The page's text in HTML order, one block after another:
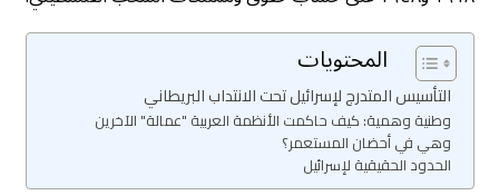
المحتويات
التأسيس المتدرج لإسرائيل تحت الانتداب البريطاني
وطنية وهمية: كيف حاكمت الأنظمة العربية "عمالة" الآخرين
وهي في أحضان المستعمر؟
الحدود الحقيقية لإسرائيل